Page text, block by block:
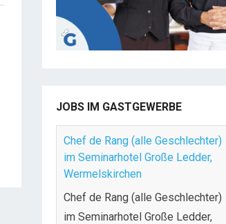
JOBS IM GASTGEWERBE
Chef de Rang (alle Geschlechter)
im Seminarhotel Große Ledder,
Wermelskirchen
Chef de Rang (alle Geschlechter)
im Seminarhotel Große Ledder,